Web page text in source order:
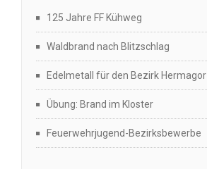
125 Jahre FF Kühweg
Waldbrand nach Blitzschlag
Edelmetall für den Bezirk Hermagor
Übung: Brand im Kloster
Feuerwehrjugend-Bezirksbewerbe